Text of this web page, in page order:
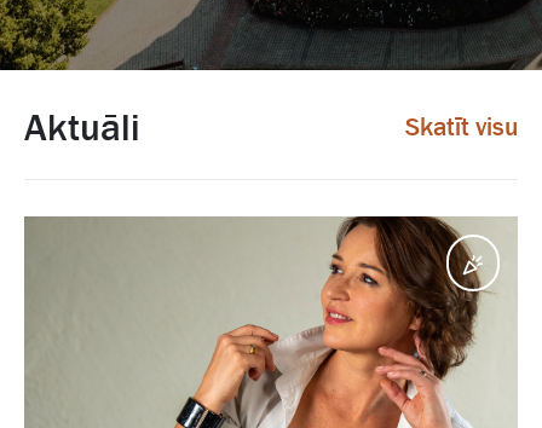
Aktuāli Skatīt visu